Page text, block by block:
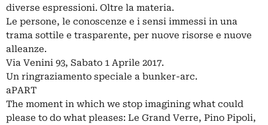
diverse espressioni. Oltre la materia.
Le persone, le conoscenze e i sensi immessi in una
trama sottile e trasparente, per nuove risorse e nuove
alleanze.
Via Venini 93, Sabato 1 Aprile 2017.
Un ringraziamento speciale a bunker-arc.
aPART
The moment in which we stop imagining what could
please to do what pleases: Le Grand Verre, Pino Pipoli,